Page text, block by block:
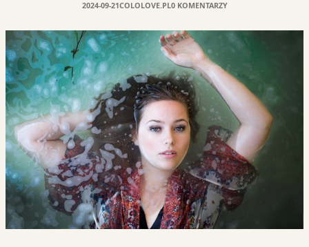
2024-09-21COLOLOVE.PL0 KOMENTARZY